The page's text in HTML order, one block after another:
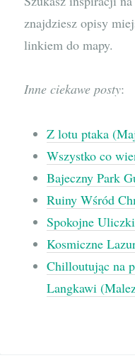
znajdziesz opisy
linkiem do mapy.
Inne ciekawe posty:
Z lotu ptaka
Wszystko co
Bajeczny Park
Ruiny Wśród
Spokojne
Kosmiczne
Chilloutując na
Langkawi